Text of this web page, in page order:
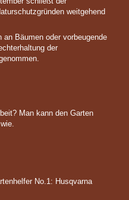
weitgehend
Bäumen oder vorbeugende
der
Man kann den Garten
No.1: Husqvarna